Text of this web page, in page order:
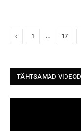
Previous
1 … 17
TÄHTSAMAD VIDEOD